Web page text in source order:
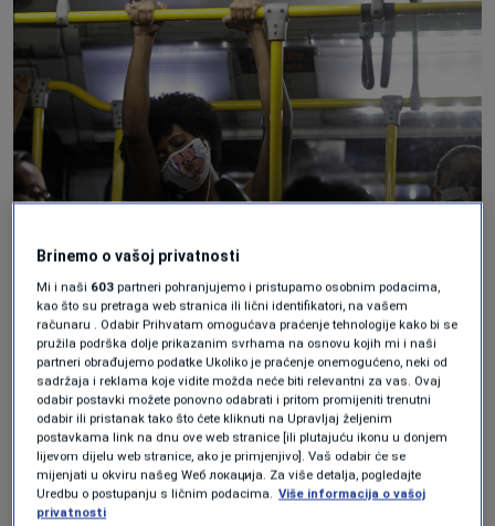
REUTERS/Ricardo Moraes
“Jeff Bezos je jedan od najbogatijih ljudi na
svijetu. Njegovo bogatstvo od 167,4
milijarde dolara povećalo se za 32,7
milijardi dolara od 2020. Bezos je odletio u
Brinemo o vašoj privatnosti
Mi i naši 603 partneri pohranjujemo i pristupamo osobnim podacima,
kao što su pretraga web stranica ili lični identifikatori, na vašem
računaru . Odabir Prihvatam omogućava praćenje tehnologije kako bi se
pružila podrška dolje prikazanim svrhama na osnovu kojih mi i naši
partneri obrađujemo podatke Ukoliko je praćenje onemogućeno, neki od
sadržaja i reklama koje vidite možda neće biti relevantni za vas. Ovaj
odabir postavki možete ponovno odabrati i pritom promijeniti trenutni
odabir ili pristanak tako što ćete kliknuti na Upravljaj željenim
postavkama link na dnu ove web stranice [ili plutajuću ikonu u donjem
lijevom dijelu web stranice, ako je primjenjivo]. Vaš odabir će se
mijenjati u okviru našeg Wеб локација. Za više detalja, pogledajte
Uredbu o postupanju s ličnim podacima. Više informacija o vašoj
privatnosti